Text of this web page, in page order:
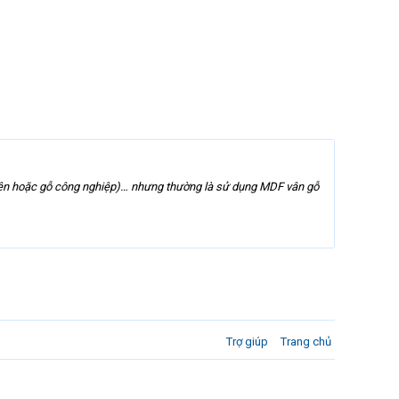
hoặc gỗ công nghiệp)… nhưng thường là sử dụng MDF vân gỗ
Trợ giúp Trang chủ